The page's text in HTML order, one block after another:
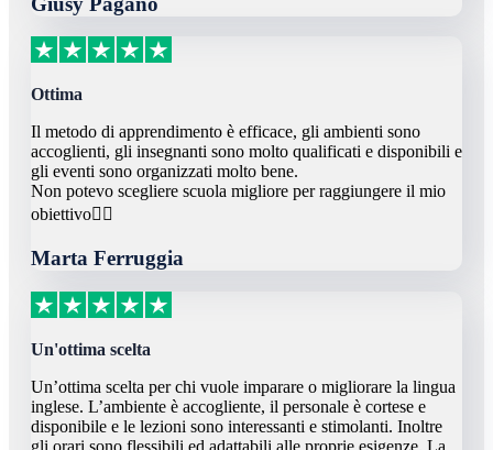
Ottima
Il metodo di apprendimento è efficace, gli ambienti sono
accoglienti, gli insegnanti sono molto qualificati e disponibili e
gli eventi sono organizzati molto bene.
Non potevo scegliere scuola migliore per raggiungere il mio
obiettivo👌🏻
Marta Ferruggia
Un'ottima scelta
Un’ottima scelta per chi vuole imparare o migliorare la lingua
inglese. L’ambiente è accogliente, il personale è cortese e
disponibile e le lezioni sono interessanti e stimolanti. Inoltre
gli orari sono flessibili ed adattabili alle proprie esigenze. La